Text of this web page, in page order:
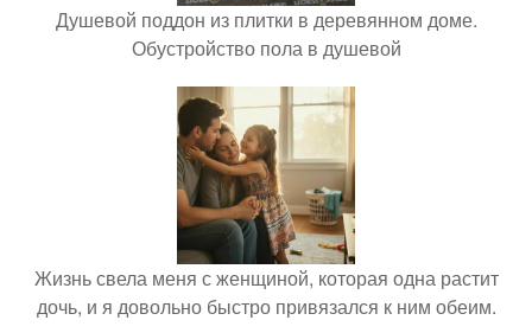
Душевой поддон из плитки в деревянном доме.
Обустройство пола в душевой
Жизнь свела меня с женщиной, которая одна растит
дочь, и я довольно быстро привязался к ним обеим.